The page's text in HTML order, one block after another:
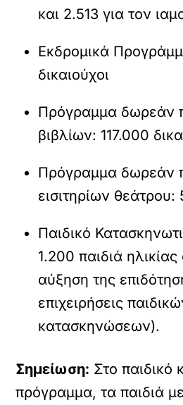
και 2.513 για τον
Εκδρομικά
δικαιούχοι
Πρόγραμμα δωρεάν
βιβλίων: 117.000
Πρόγραμμα δωρεάν
εισιτηρίων θεάτρου:
Παιδικό
1.200 παιδιά
αύξηση της
επιχειρήσεις
κατασκηνώσεων).
Σημείωση: Στο παιδικό
πρόγραμμα, τα παιδιά